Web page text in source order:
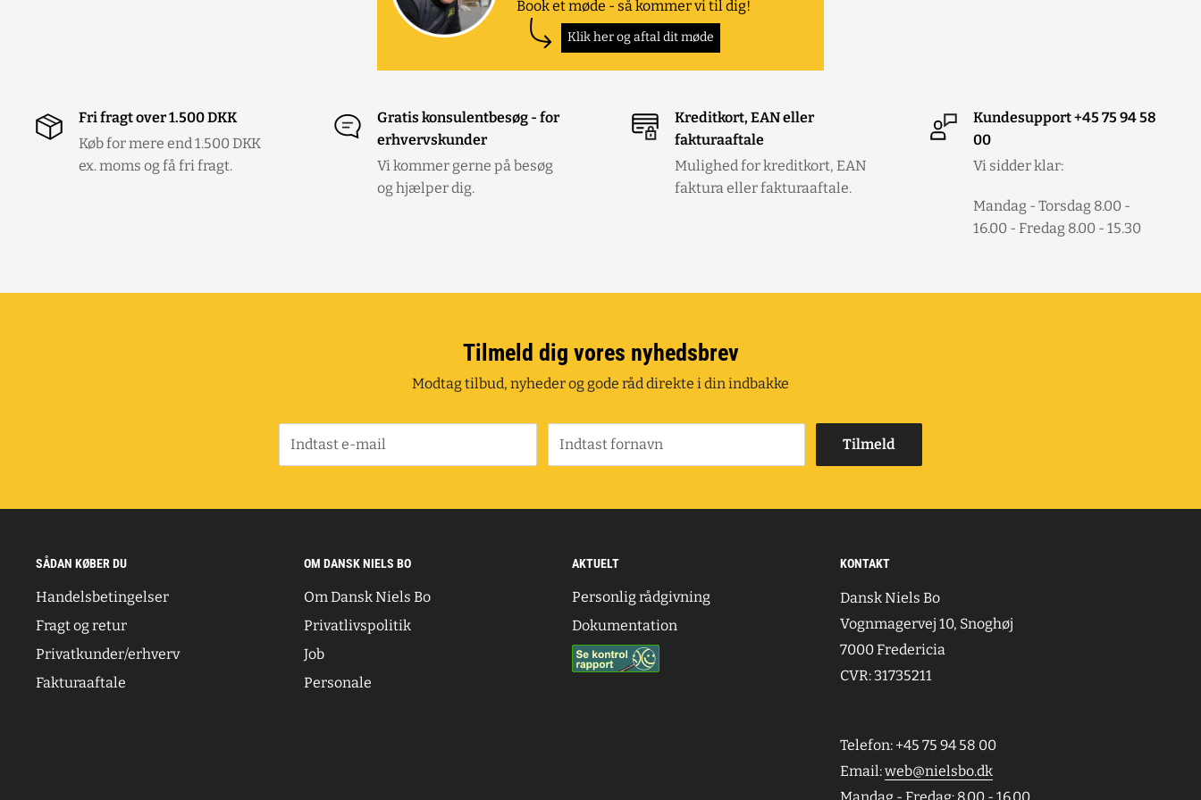
Book et møde - så kommer vi til dig!
Klik her og aftal dit møde
Fri fragt over 1.500 DKK
Køb for mere end 1.500 DKK
ex. moms og få fri fragt.
Gratis konsulentbesøg - for
erhvervskunder
Vi kommer gerne på besøg
og hjælper dig.
Kreditkort, EAN eller
fakturaaftale
Mulighed for kreditkort, EAN
faktura eller fakturaaftale.
Kundesupport +45 75 94 58
00
Vi sidder klar:
Mandag - Torsdag 8.00 -
16.00 - Fredag 8.00 - 15.30
Tilmeld dig vores nyhedsbrev
Modtag tilbud, nyheder og gode råd direkte i din indbakke
Indtast e-mail Indtast fornavn Tilmeld
SÅDAN KØBER DU
Handelsbetingelser
Fragt og retur
Privatkunder/erhverv
Fakturaaftale
OM DANSK NIELS BO
Om Dansk Niels Bo
Privatlivspolitik
Job
Personale
AKTUELT
Personlig rådgivning
Dokumentation
KONTAKT
Dansk Niels Bo
Vognmagervej 10, Snoghøj
7000 Fredericia
CVR: 31735211
Telefon: +45 75 94 58 00
Email:web@nielsbo.dk